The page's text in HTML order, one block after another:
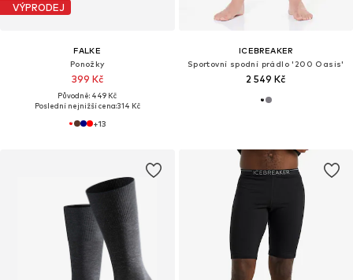
VÝPRODEJ
FALKE
Ponožky
399 Kč
Původně: 449 Kč
Poslední nejnižší cena:314 Kč
+13
ICEBREAKER
Sportovní spodní prádlo '200 Oasis'
2 549 Kč